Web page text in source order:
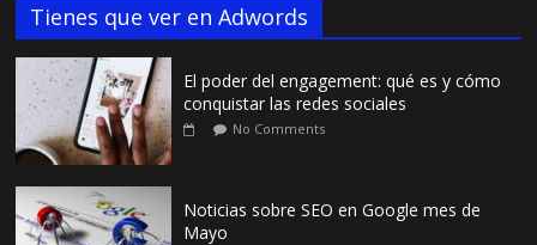
Tienes que ver en Adwords
El poder del engagement: qué es y cómo
conquistar las redes sociales
No Comments
Noticias sobre SEO en Google mes de
Mayo